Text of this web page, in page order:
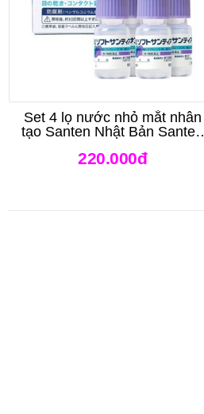
Set 4 lọ nước nhỏ mắt nhân
tạo Santen Nhật Bản Santen
220.000đ